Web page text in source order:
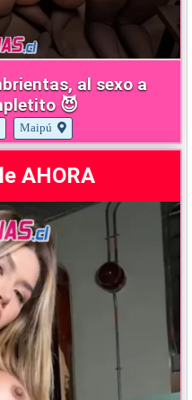
al sexo a
😈
Maipú
AHORA